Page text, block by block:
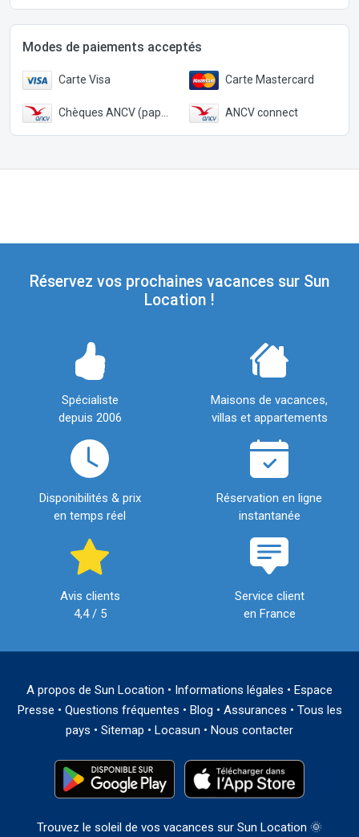
Modes de paiements acceptés
Carte Visa Carte Mastercard
Chèques ANCV (papier) ANCV connect
Réservez vos prochaines vacances sur Sun
Location !
Spécialiste
depuis 2006
Maisons de vacances,
villas et appartements
Disponibilités & prix
en temps réel
Réservation en ligne
instantanée
Avis clients
4,4 / 5
Service client
en France
A propos de Sun Location • Informations légales • Espace
Presse • Questions fréquentes • Blog • Assurances • Tous les
pays • Sitemap • Locasun • Nous contacter
Trouvez le soleil de vos vacances sur Sun Location 🌞